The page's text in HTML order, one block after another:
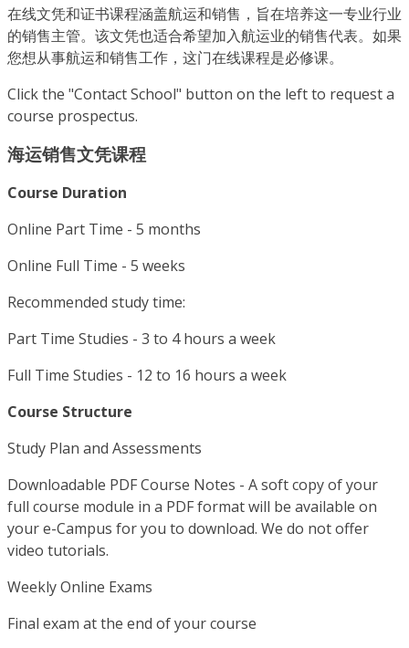
在线文凭和证书课程涵盖航运和销售，旨在培养这一专业行业
的销售主管。该文凭也适合希望加入航运业的销售代表。如果
您想从事航运和销售工作，这门在线课程是必修课。
Click the "Contact School" button on the left to request a
course prospectus.
海运销售文凭课程
Course Duration
Online Part Time - 5 months
Online Full Time - 5 weeks
Recommended study time:
Part Time Studies - 3 to 4 hours a week
Full Time Studies - 12 to 16 hours a week
Course Structure
Study Plan and Assessments
Downloadable PDF Course Notes - A soft copy of your
full course module in a PDF format will be available on
your e-Campus for you to download. We do not offer
video tutorials.
Weekly Online Exams
Final exam at the end of your course